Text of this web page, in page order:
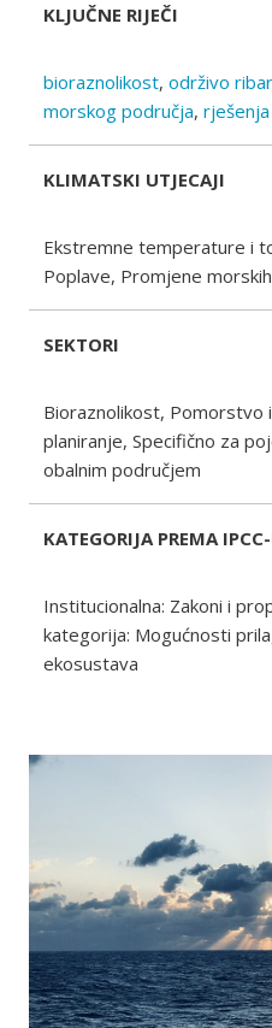
KLJUČNE RIJEČI
bioraznolikost, održivo
morskog područja,
KLIMATSKI UTJECAJI
Ekstremne temperature i
Poplave, Promjene
SEKTORI
Bioraznolikost,
planiranje, Specifično za
obalnim područjem
KATEGORIJA PREMA
Institucionalna: Zakoni i
kategorija: Mogućnosti
ekosustava